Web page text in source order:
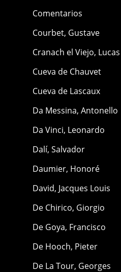
Comentarios
Courbet, Gustave
Cranach el Viejo, Lucas
Cueva de Chauvet
Cueva de Lascaux
Da Messina, Antonello
Da Vinci, Leonardo
Dalí, Salvador
Daumier, Honoré
David, Jacques Louis
De Chirico, Giorgio
De Goya, Francisco
De Hooch, Pieter
De La Tour, Georges